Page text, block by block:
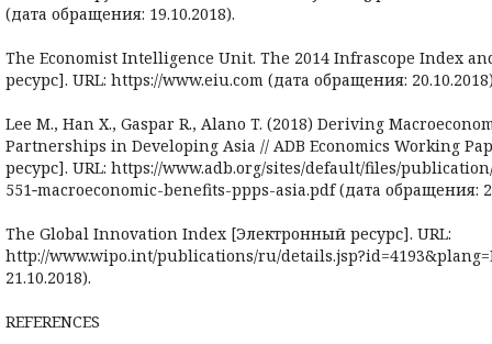
(дата обращения: 19.10.2018).
The Economist Intelligence Unit. The 2014 Infrascope Index
ресурс]. URL: https://www.eiu.com (дата обращения:
Lee M., Han X., Gaspar R., Alano T. (2018) Deriving
Partnerships in Developing Asia // ADB Economics Working
ресурс]. URL: https://www.adb.org/sites/default/files/
551‑macroeconomic-benefits-ppps-asia.pdf (дата обращения:
The Global Innovation Index [Электронный ресурс]. URL:
http://www.wipo.int/publications/ru/
21.10.2018).
REFERENCES